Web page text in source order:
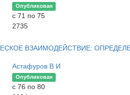
Опубликован
с 71 по 75
2735
ВЗАИМОДЕЙСТВИЕ:
Астафуров В И
Опубликован
с 76 по 80